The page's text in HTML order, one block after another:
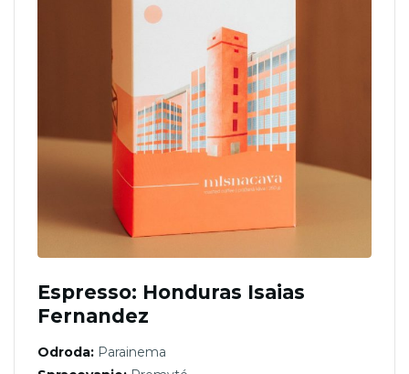
Espresso: Honduras Isaias
Fernandez
Odroda: Parainema